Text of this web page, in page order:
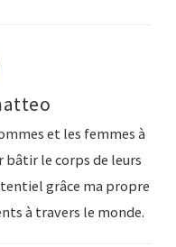
et les femmes à
le corps de leurs
grâce ma propre
à travers le monde.